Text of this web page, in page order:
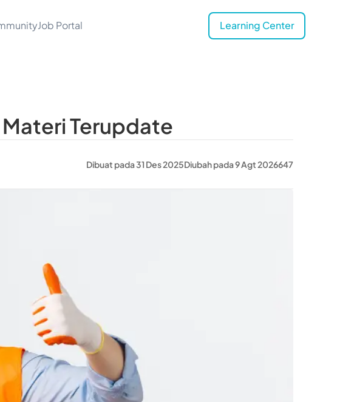
Job Portal Learning Center
Terupdate
Dibuat pada 31 Des 2025Diubah pada 9 Agt 2026647